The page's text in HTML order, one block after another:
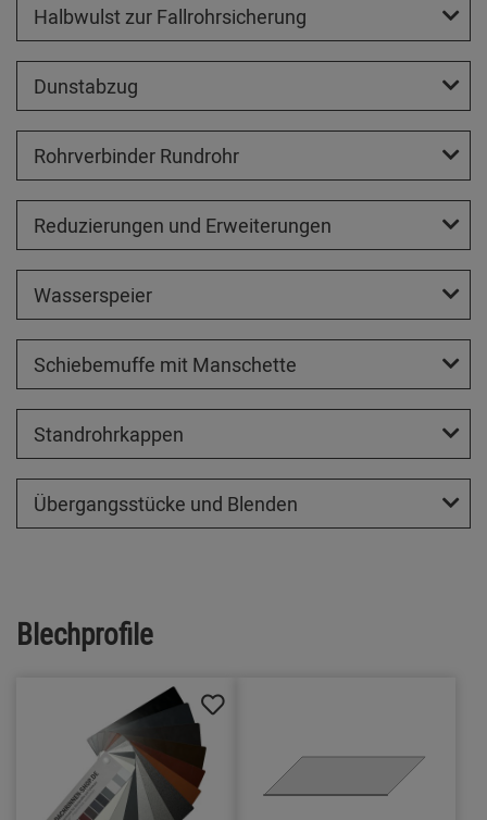
Halbwulst zur Fallrohrsicherung
Dunstabzug
Rohrverbinder Rundrohr
Reduzierungen und Erweiterungen
Wasserspeier
Schiebemuffe mit Manschette
Standrohrkappen
Übergangsstücke und Blenden
Blechprofile